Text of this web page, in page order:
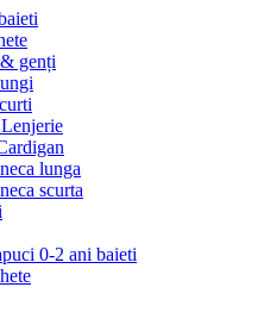
genți
lunga
scurta
0-2 ani baieti